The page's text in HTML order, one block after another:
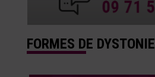
FORMES DE DYSTONIE